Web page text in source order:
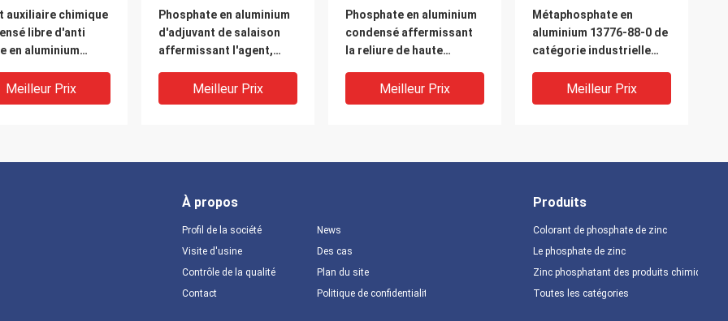
auxiliaire chimique
libre d'anti
en aluminium
Meilleur Prix
Phosphate en aluminium
d'adjuvant de salaison
affermissant l'agent,
Meilleur Prix
Phosphate en aluminium
condensé affermissant
la reliure de haute
Meilleur Prix
Métaphosphate en
aluminium 13776-88-0 de
catégorie industrielle
spécialMeilleur Prix
À propos
Profil de la société
Visite d'usine
Contrôle de la qualité
Contact
News
Des cas
Plan du site
Politique de confidentialité
Produits
Colorant de phosphate de zinc
Le phosphate de zinc
Zinc phosphatant des produits chimiques
Toutes les catégories